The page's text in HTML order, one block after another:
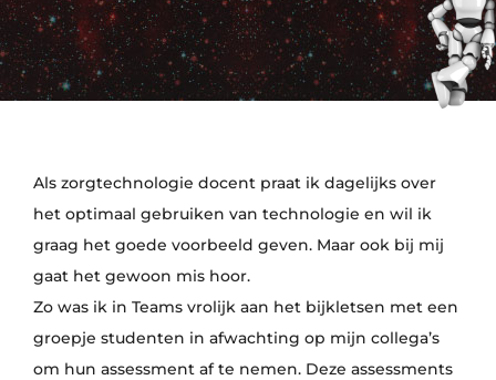
Als zorgtechnologie docent praat ik dagelijks over
het optimaal gebruiken van technologie en wil ik
graag het goede voorbeeld geven. Maar ook bij mij
gaat het gewoon mis hoor.
Zo was ik in Teams vrolijk aan het bijkletsen met een
groepje studenten in afwachting op mijn collega’s
om hun assessment af te nemen. Deze assessments